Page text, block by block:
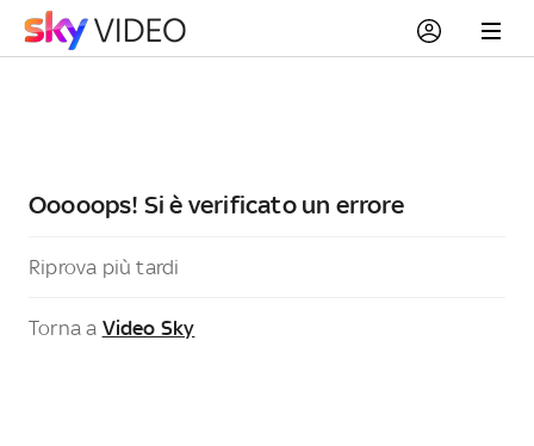
Ooooops! Si è verificato un errore
Riprova più tardi
Torna a Video Sky